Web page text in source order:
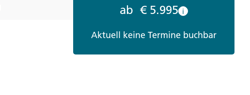
ab € 5.995 i
Aktuell keine Termine buchbar